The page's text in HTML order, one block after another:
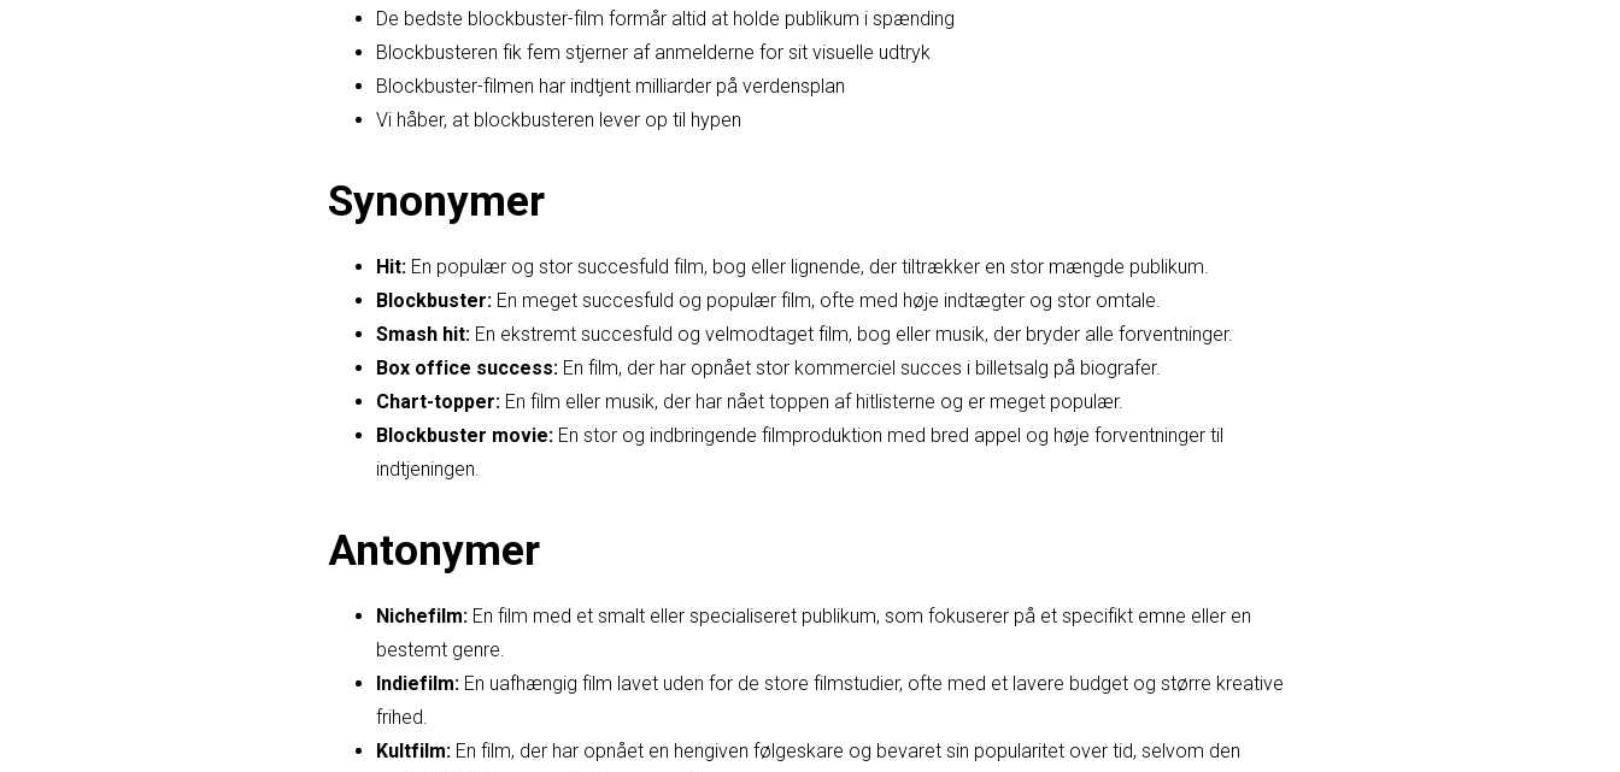
De bedste blockbuster-film formår altid at holde publikum i spænding
Blockbusteren fik fem stjerner af anmelderne for sit visuelle udtryk
Blockbuster-filmen har indtjent milliarder på verdensplan
Vi håber, at blockbusteren lever op til hypen
Synonymer
Hit: En populær og stor succesfuld film, bog eller lignende, der tiltrækker en stor mængde publikum.
Blockbuster: En meget succesfuld og populær film, ofte med høje indtægter og stor omtale.
Smash hit: En ekstremt succesfuld og velmodtaget film, bog eller musik, der bryder alle forventninger.
Box office success: En film, der har opnået stor kommerciel succes i billetsalg på biografer.
Chart-topper: En film eller musik, der har nået toppen af hitlisterne og er meget populær.
Blockbuster movie: En stor og indbringende filmproduktion med bred appel og høje forventninger til
indtjeningen.
Antonymer
Nichefilm: En film med et smalt eller specialiseret publikum, som fokuserer på et specifikt emne eller en
bestemt genre.
Indiefilm: En uafhængig film lavet uden for de store filmstudier, ofte med et lavere budget og større kreative
frihed.
Kultfilm: En film, der har opnået en hengiven følgeskare og bevaret sin popularitet over tid, selvom den